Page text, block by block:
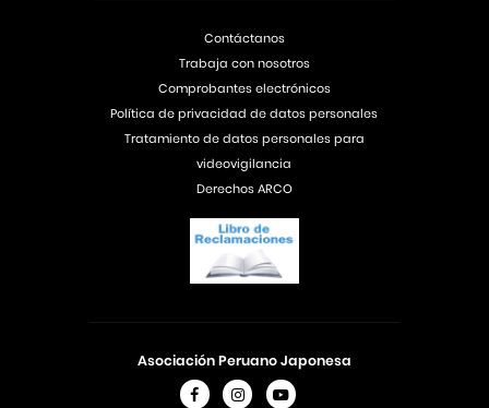
Asociación Peruano Japonesa
Contáctanos
Trabaja con nosotros
Comprobantes electrónicos
Política de privacidad de datos personales
Tratamiento de datos personales para
videovigilancia
Derechos ARCO